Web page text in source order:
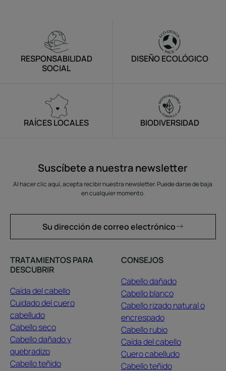
RESPONSABILIDAD
SOCIAL
DISEÑO ECOLÓGICO
RAÍCES LOCALES BIODIVERSIDAD
Suscíbete a nuestra newsletter
Al hacer clic aquí, acepta recibir nuestra newsletter. Puede darse de baja
en cualquier momento.
Su dirección de correo electrónico
TRATAMIENTOS PARA
DESCUBRIR
Caída del cabello
Cuidado del cuero
cabelludo
Cabello seco
Cabello dañado y
quebradizo
Cabello teñido
CONSEJOS
Cabello dañado
Cabello blanco
Cabello rizado natural o
encrespado
Cabello rubio
Caída del cabello
Cuero cabelludo
Cabello teñido